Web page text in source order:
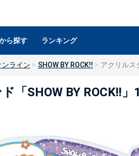
ら探す ランキング
ライン SHOW BY ROCK!! アクリルス
「SHOW BY ROCK!!